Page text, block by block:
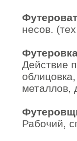
несов.
Действие
металлов,
Рабочий,